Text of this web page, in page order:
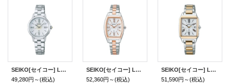
SEIKO[セイコー] LUKIA[ルキア] SSVW205 LUKIA Grow（ルキア グロウ）ソーラー電波時計 レディースモデル 正規品
49,280円～(税込)
SEIKO[セイコー] LUKIA[ルキア] SSVW230 LUKIA Grow（ルキア グロウ） ソーラー電波修正 レディースモデル 正規品
52,360円～(税込)
SEIKO[セイコー] LUKIA[ルキア] SSVW210 LUKIA Grow（ルキア グロウ） ソーラー電波修正 レディースモデル 正規品
51,590円～(税込)